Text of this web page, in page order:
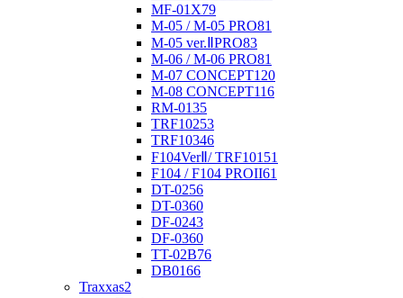
MF-01X79
M-05 / M-05 PRO81
M-05 ver.ⅡPRO83
M-06 / M-06 PRO81
M-07 CONCEPT120
M-08 CONCEPT116
RM-0135
TRF10253
TRF10346
F104VerⅡ/ TRF101 51
F104 / F104 PROII61
DT-0256
DT-0360
DF-0243
DF-0360
TT-02B76
DB0166
Traxxas2